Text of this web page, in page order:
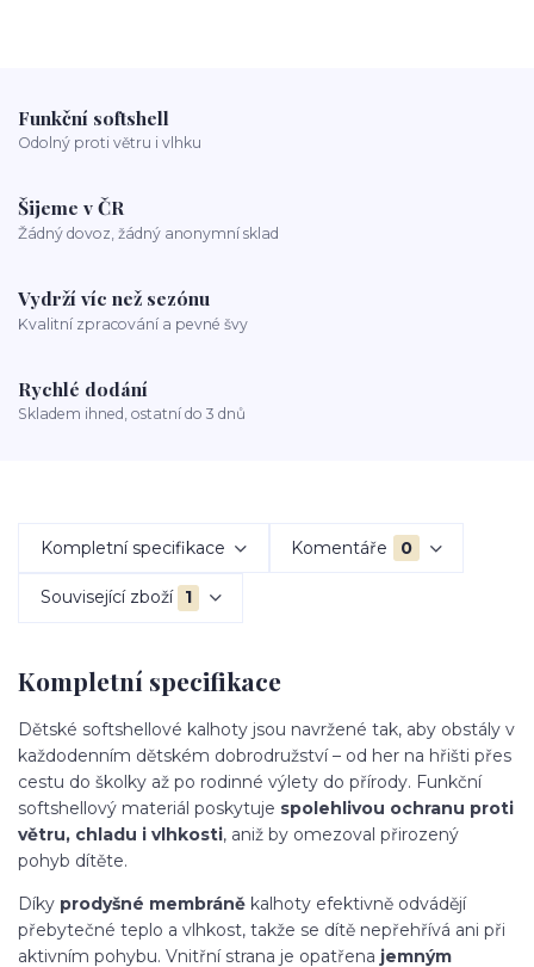
Funkční softshell
Odolný proti větru i vlhku
Šijeme v ČR
Žádný dovoz, žádný anonymní sklad
Vydrží víc než sezónu
Kvalitní zpracování a pevné švy
Rychlé dodání
Skladem ihned, ostatní do 3 dnů
Kompletní specifikace Komentáře 0
Související zboží 1
Kompletní specifikace
Dětské softshellové kalhoty jsou navržené tak, aby obstály v
každodenním dětském dobrodružství – od her na hřišti přes
cestu do školky až po rodinné výlety do přírody. Funkční
softshellový materiál poskytuje spolehlivou ochranu proti
větru, chladu i vlhkosti, aniž by omezoval přirozený
pohyb dítěte.
Díky prodyšné membráně kalhoty efektivně odvádějí
přebytečné teplo a vlhkost, takže se dítě nepřehřívá ani při
aktivním pohybu. Vnitřní strana je opatřena jemným